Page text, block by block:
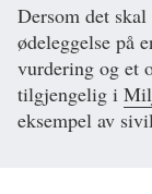
Dersom det
ødeleggelse på
vurdering og et
tilgjengelig i
eksempel av